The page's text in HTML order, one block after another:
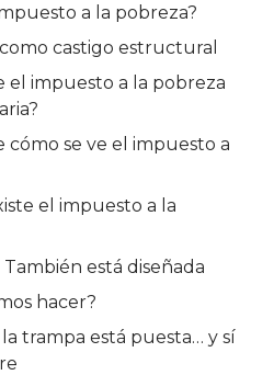
a la pobreza?
castigo estructural
el impuesto a la pobreza
cómo se ve el impuesto a
el impuesto a la
También está diseñada
hacer?
trampa está puesta… y sí